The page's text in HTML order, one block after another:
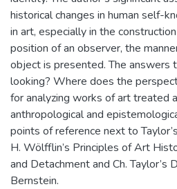
historical changes in human self-
in art, especially in the
position of an observer, the
object is presented. The answers
looking? Where does the
for analyzing works of art treated
anthropological and
points of reference next to
H. Wölfflin’s Principles of Art
and Detachment and Ch. Taylor’s
Bernstein.